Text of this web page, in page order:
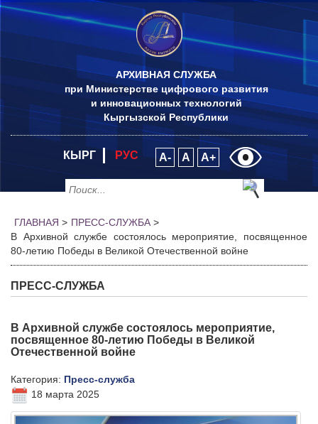
АРХИВНАЯ СЛУЖБА
при Министерстве цифрового развития
и инновационных технологий
Кыргызской Республики
КЫРГ РУС A- A A+
ГЛАВНАЯ > ПРЕСС-СЛУЖБА >
В Архивной службе состоялось мероприятие, посвященное
80-летию Победы в Великой Отечественной войне
ПРЕСС-СЛУЖБА
В Архивной службе состоялось мероприятие,
посвященное 80-летию Победы в Великой
Отечественной войне
Категория: Пресс-служба
18 марта 2025